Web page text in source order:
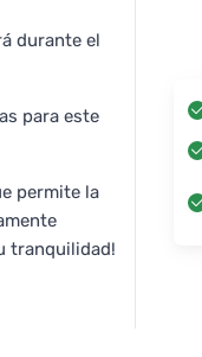
durante el
para este
permite la
tranquilidad!